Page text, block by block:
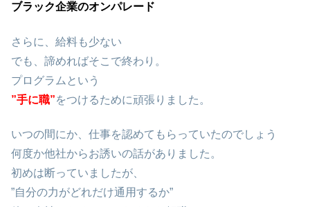
ブラック企業のオンパレード
さらに、給料も少ない
でも、諦めればそこで終わり。
プログラムという
”手に職”をつけるために頑張りました。
いつの間にか、仕事を認めてもらっていたのでしょう
何度か他社からお誘いの話がありました。
初めは断っていましたが、
”自分の力がどれだけ通用するか”